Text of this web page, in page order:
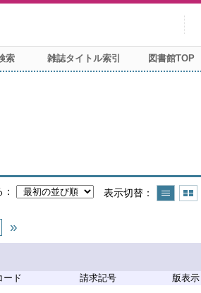
索 雑誌タイトル索引 図書館TOP
表示切替
ード 請求記号 版表示